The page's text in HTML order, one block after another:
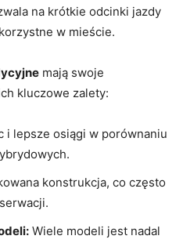
na krótkie odcinki ‍jazdy
w mieście.
mają ‌swoje
kluczowe zalety:
i lepsze osiągi w porównaniu
konstrukcja, co ⁢często
‌Wiele modeli jest nadal